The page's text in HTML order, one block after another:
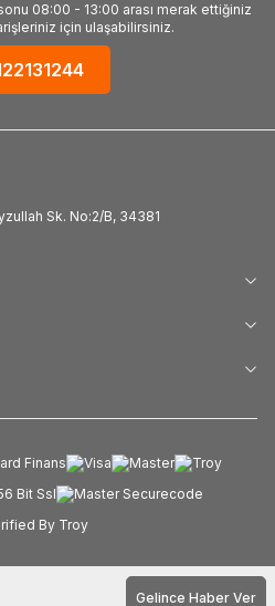
Gelince Haber Ver
08:00 - 13:00 arası merak ettiğiniz
için ulaşabilirsiniz.
Sk. No:2/B, 34381